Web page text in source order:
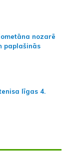
nozarē
paplašinās
līgas 4.